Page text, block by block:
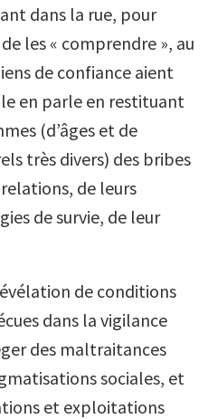
dans la rue, pour
les « comprendre », au
de confiance aient
en parle en restituant
(d’âges et de
très divers) des bribes
de leurs
de survie, de leur
de conditions
dans la vigilance
des maltraitances
sociales, et
et exploitations